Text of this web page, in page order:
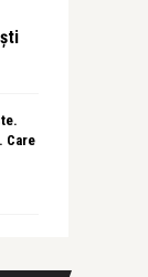
Care